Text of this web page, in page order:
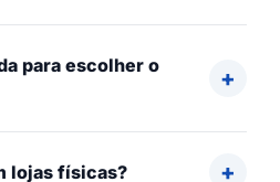
para escolher o
lojas físicas?